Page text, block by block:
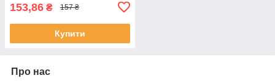
153,86 ₴ 157 ₴
Купити
Про нас